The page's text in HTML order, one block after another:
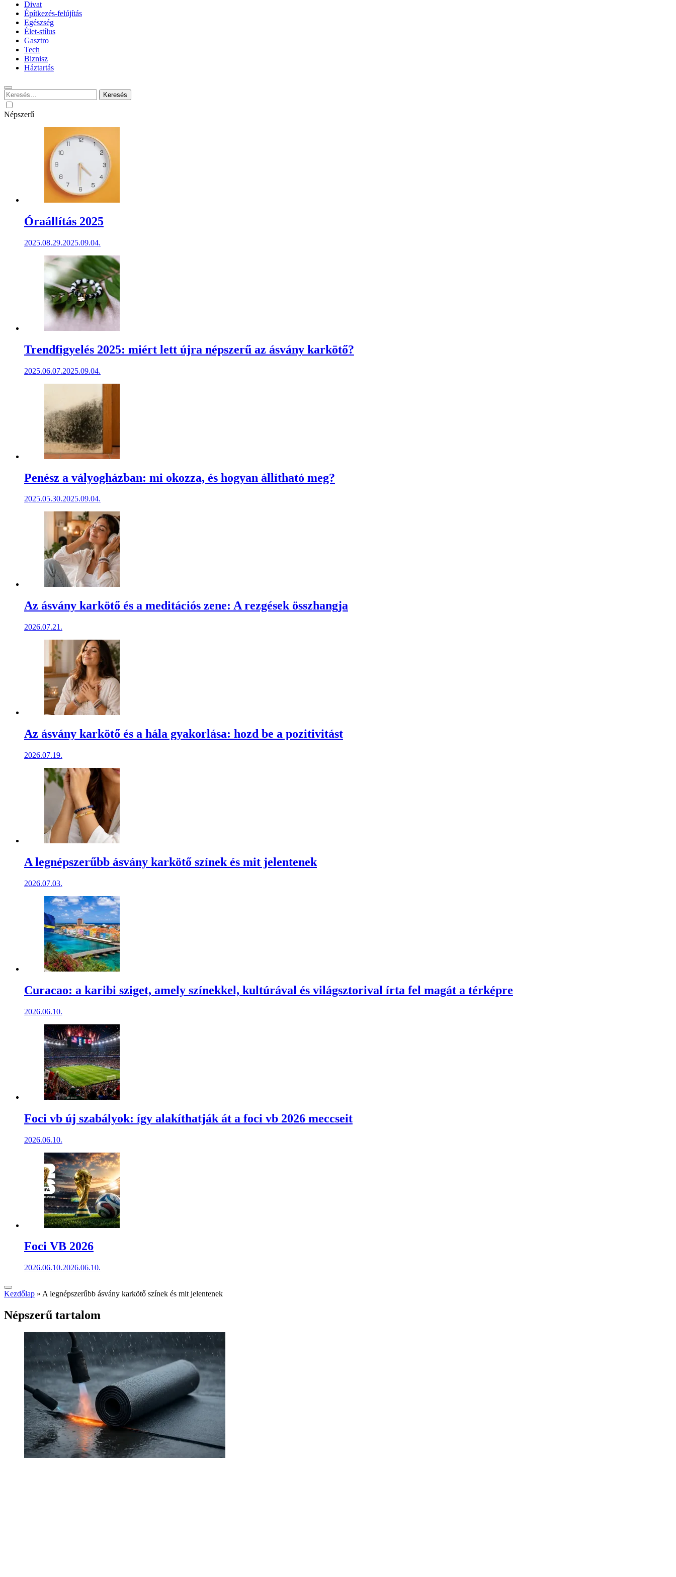
Divat
Építkezés-felújítás
Egészség
Élet-stílus
Gasztro
Tech
Biznisz
Háztartás
Keresés:
Népszerű
Óraállítás 2025
2025.08.29.2025.09.04.
Trendfigyelés 2025: miért lett újra népszerű az ásvány karkötő?
2025.06.07.2025.09.04.
Penész a vályogházban: mi okozza, és hogyan állítható meg?
2025.05.30.2025.09.04.
Az ásvány karkötő és a meditációs zene: A rezgések összhangja
2026.07.21.
Az ásvány karkötő és a hála gyakorlása: hozd be a pozitivitást
2026.07.19.
A legnépszerűbb ásvány karkötő színek és mit jelentenek
2026.07.03.
Curacao: a karibi sziget, amely színekkel, kultúrával és világsztorival írta fel magát a térképre
2026.06.10.
Foci vb új szabályok: így alakíthatják át a foci vb 2026 meccseit
2026.06.10.
Foci VB 2026
2026.06.10.2026.06.10.
Kezdőlap » A legnépszerűbb ásvány karkötő színek és mit jelentenek
Népszerű tartalom